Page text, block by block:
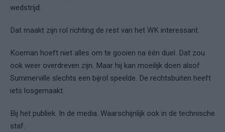
wedstrijd.
Dat maakt zijn rol richting de rest van het WK interessant.
Koeman hoeft niet alles om te gooien na één duel. Dat zou
ook weer overdreven zijn. Maar hij kan moeilijk doen alsof
Summerville slechts een bijrol speelde. De rechtsbuiten heeft
iets losgemaakt.
Bij het publiek. In de media. Waarschijnlijk ook in de technische
staf.